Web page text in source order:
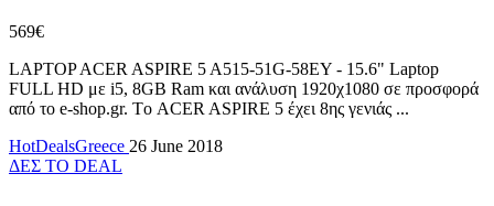
569€
LAPTOP ACER ASPIRE 5 A515-51G-58EY - 15.6" Laptop
FULL HD με i5, 8GB Ram και ανάλυση 1920χ1080 σε προσφορά
από το e-shop.gr. Tο ACER ASPIRE 5 έχει 8ης γενιάς ...
HotDealsGreece 26 June 2018
ΔΕΣ ΤΟ DEAL